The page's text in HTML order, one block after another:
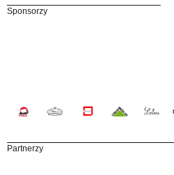
Sponsorzy
Partnerzy